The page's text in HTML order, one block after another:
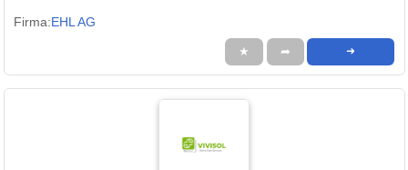
Firma:EHL AG
★ ➦ ➜